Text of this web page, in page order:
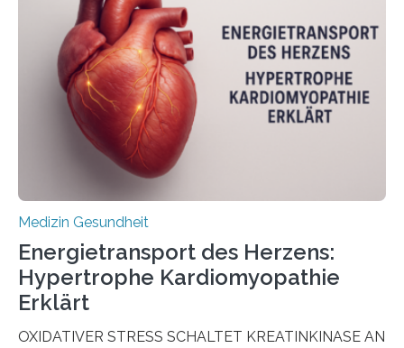
sogenannte Organoide – genutzt werden können, um
vorab zu prüfen, welche Medikamente am besten
wirken. Dabei wurde ein Eiweiß identifiziert, das künftig
als Biomarker für die Wahl der passenden Therapie
dienen könnte. Darmkrebs zählt weltweit zu den
häufigsten Krebsarten und stellt…
Medizin Gesundheit
Energietransport des Herzens:
Hypertrophe Kardiomyopathie
Erklärt
OXIDATIVER STRESS SCHALTET KREATINKINASE AN